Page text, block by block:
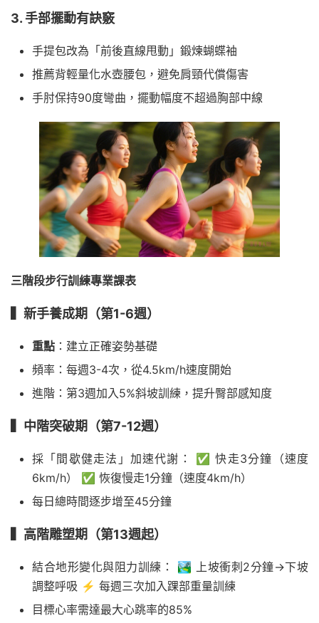
3. 手部擺動有訣竅
手提包改為「前後直線甩動」鍛煉蝴蝶袖
推薦背輕量化水壺腰包，避免肩頸代償傷害
手肘保持90度彎曲，擺動幅度不超過胸部中線
三階段步行訓練專業課表
▍新手養成期（第1-6週）
重點 ：建立正確姿勢基礎
頻率：每週3-4次，從4.5km/h速度開始
進階：第3週加入5%斜坡訓練，提升臀部感知度
▍中階突破期（第7-12週）
採「間歇健走法」加速代謝： ✅ 快走3分鐘（速度
6km/h） ✅ 恢復慢走1分鐘（速度4km/h）
每日總時間逐步增至45分鐘
▍高階雕塑期（第13週起）
結合地形變化與阻力訓練： 🏞️ 上坡衝刺2分鐘→下坡
調整呼吸 ⚡ 每週三次加入踝部重量訓練
目標心率需達最大心跳率的85%